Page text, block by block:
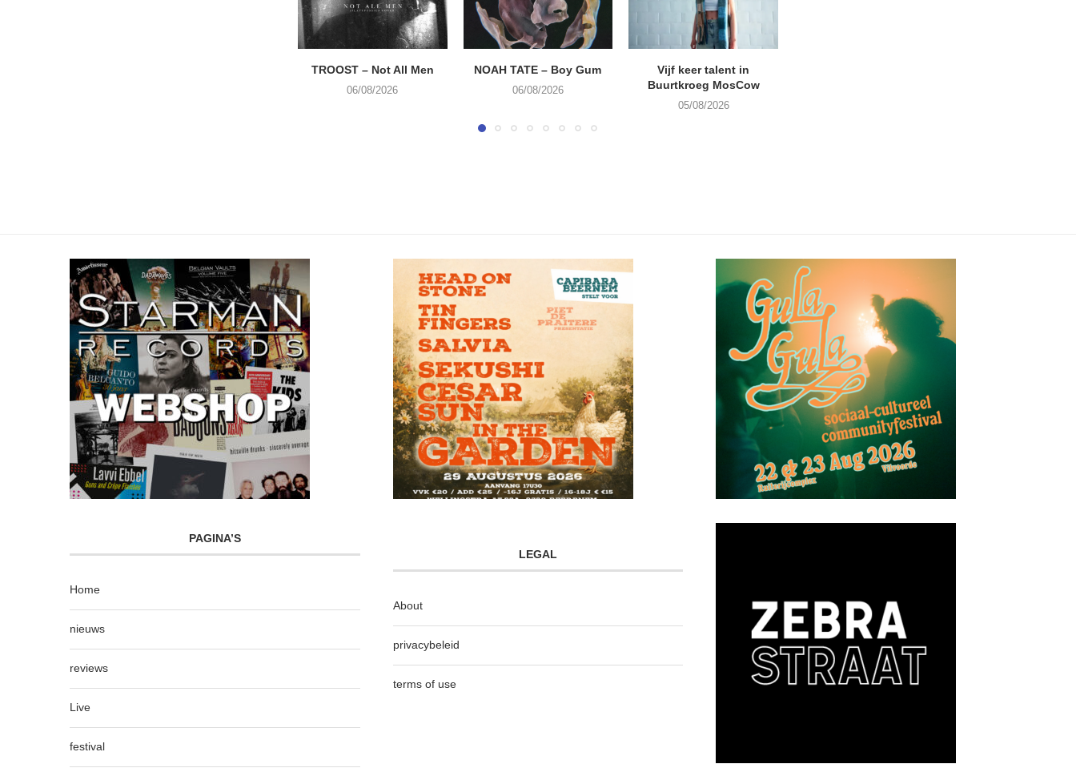
TROOST – Not All Men
06/08/2026
NOAH TATE – Boy Gum
06/08/2026
Vijf keer talent in
Buurtkroeg MosCow
05/08/2026
PAGINA’S
Home
nieuws
reviews
Live
festival
LEGAL
About
privacybeleid
terms of use